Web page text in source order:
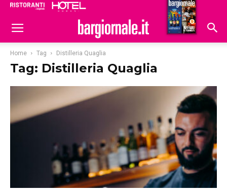
Hoteldomani
Home Tag Distilleria Quaglia
Tag: Distilleria Quaglia